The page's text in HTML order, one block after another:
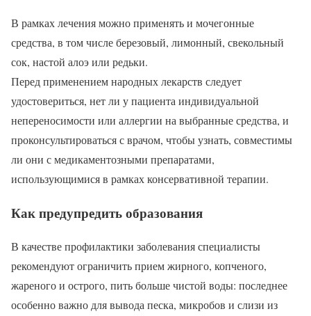
В рамках лечения можно применять и мочегонные
средства, в том числе березовый, лимонный, свекольный
сок, настой алоэ или редьки.
Перед применением народных лекарств следует
удостовериться, нет ли у пациента индивидуальной
непереносимости или аллергии на выбранные средства, и
проконсультироваться с врачом, чтобы узнать, совместимы
ли они с медикаментозными препаратами,
использующимися в рамках консервативной терапии.
Как предупредить образования
В качестве профилактики заболевания специалисты
рекомендуют ограничить прием жирного, копченого,
жареного и острого, пить больше чистой воды: последнее
особенно важно для вывода песка, микробов и слизи из